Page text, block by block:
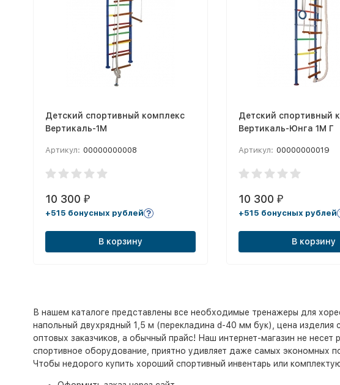
Детский спортивный комплекс
Вертикаль-1М
Артикул: 00000000008
10 300 ₽
+515 бонусных рублей
В корзину
Детский спортивный
Вертикаль-Юнга 1М Г
Артикул: 00000000019
10 300₽
+515 бонусных рублей
В корзину
В нашем каталоге представлены все необходимые тренажеры для
напольный двухрядный 1,5 м (перекладина d-40 мм бук), цена изделия
оптовых заказчиков, а обычный прайс! Наш интернет-магазин не
спортивное оборудование, приятно удивляет даже самых экономных
Чтобы недорого купить хороший спортивный инвентарь или